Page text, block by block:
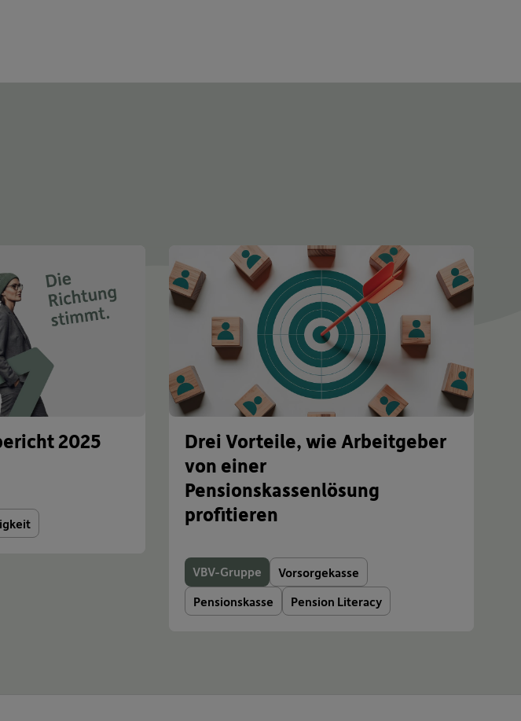
2025
Drei Vorteile, wie Arbeitgeber
von einer
Pensionskassenlösung
profitieren
VBV-Gruppe
Vorsorgekasse
Pensionskasse
Pension Literacy